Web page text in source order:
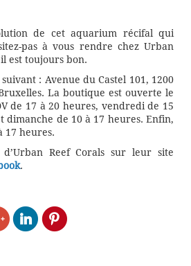
de cet aquarium récifal qui
pas à vous rendre chez Urban
est toujours bon.
: Avenue du Castel 101, 1200
La boutique est ouverte le
de 17 à 20 heures, vendredi de 15
dimanche de 10 à 17 heures. Enfin,
17 heures.
d’Urban Reef Corals sur leur site
.